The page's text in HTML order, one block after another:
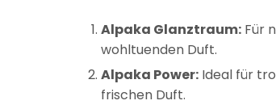
Alpaka Glanztraum:Für
wohltuenden Duft.
Alpaka Power:Ideal für
frischen Duft.